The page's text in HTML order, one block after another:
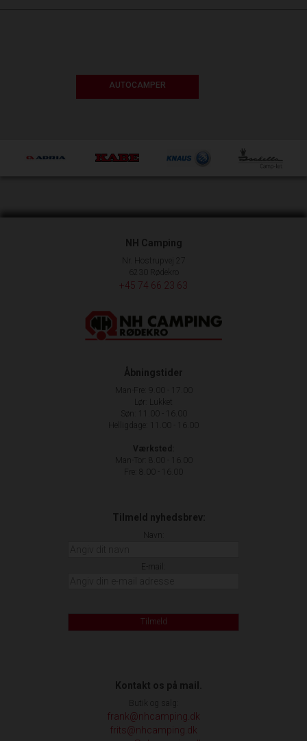
AUTOCAMPER
NH Camping
Nr. Hostrupvej 27
6230 Rødekro
+45 74 66 23 63
Åbningstider
Man-Fre: 9.00 - 17.00
Lør: Lukket
Søn: 11.00 - 16.00
Helligdage: 11.00 - 16.00
Værksted:
Man-Tor: 8.00 - 16.00
Fre: 8.00 - 16.00
Tilmeld nyhedsbrev:
Navn:
E-mail:
Tilmeld
Kontakt os på mail.
Butik og salg:
frank@nhcamping.dk
frits@nhcamping.dk